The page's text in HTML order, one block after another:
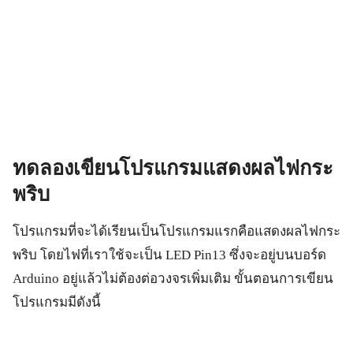
ทดลองเขียนโปรแกรมแสดงผลไฟกระ
พริบ
โปรแกรมที่จะได้เรียนเป็นโปรแกรมแรกคือแสดงผลไฟกระ
พริบ โดยไฟที่เราใช้จะเป็น LED Pin13 ซึ่งจะอยู่บนบอร์ด
Arduino อยู่แล้วไม่ต้องต่อวงจรเพิ่มเติม ขั้นตอนการเขียน
โปรแกรมมีดังนี้